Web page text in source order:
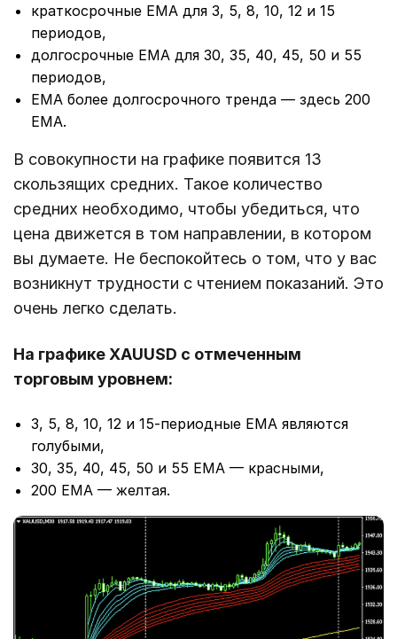
краткосрочные EMA для 3, 5, 8, 10, 12 и 15
периодов,
долгосрочные EMA для 30, 35, 40, 45, 50 и 55
периодов,
EMA более долгосрочного тренда — здесь 200
EMA.
В совокупности на графике появится 13
скользящих средних. Такое количество
средних необходимо, чтобы убедиться, что
цена движется в том направлении, в котором
вы думаете. Не беспокойтесь о том, что у вас
возникнут трудности с чтением показаний. Это
очень легко сделать.
На графике XAUUSD с отмеченным
торговым уровнем:
3, 5, 8, 10, 12 и 15-периодные EMA являются
голубыми,
30, 35, 40, 45, 50 и 55 EMA — красными,
200 EMA — желтая.